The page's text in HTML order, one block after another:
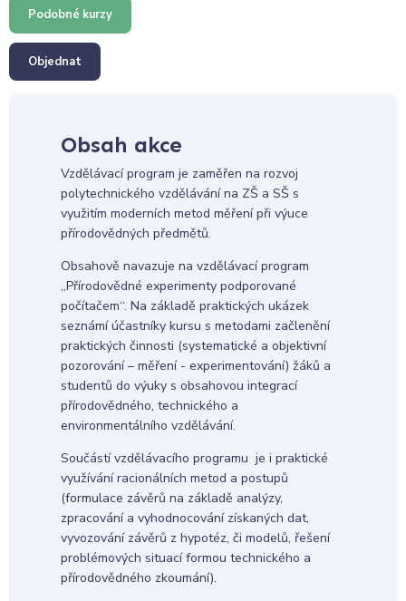
Podobné kurzy
Objednat
Obsah akce
Vzdělávací program je zaměřen na rozvoj
polytechnického vzdělávání na ZŠ a SŠ s
využitím moderních metod měření při výuce
přírodovědných předmětů.
Obsahově navazuje na vzdělávací program
„Přírodovědné experimenty podporované
počítačem“. Na základě praktických ukázek
seznámí účastníky kursu s metodami začlenění
praktických činnosti (systematické a objektivní
pozorování – měření - experimentování) žáků a
studentů do výuky s obsahovou integrací
přírodovědného, technického a
environmentálního vzdělávání.
Součástí vzdělávacího programu je i praktické
využívání racionálních metod a postupů
(formulace závěrů na základě analýzy,
zpracování a vyhodnocování získaných dat,
vyvozování závěrů z hypotéz, či modelů, řešení
problémových situací formou technického a
přírodovědného zkoumání).